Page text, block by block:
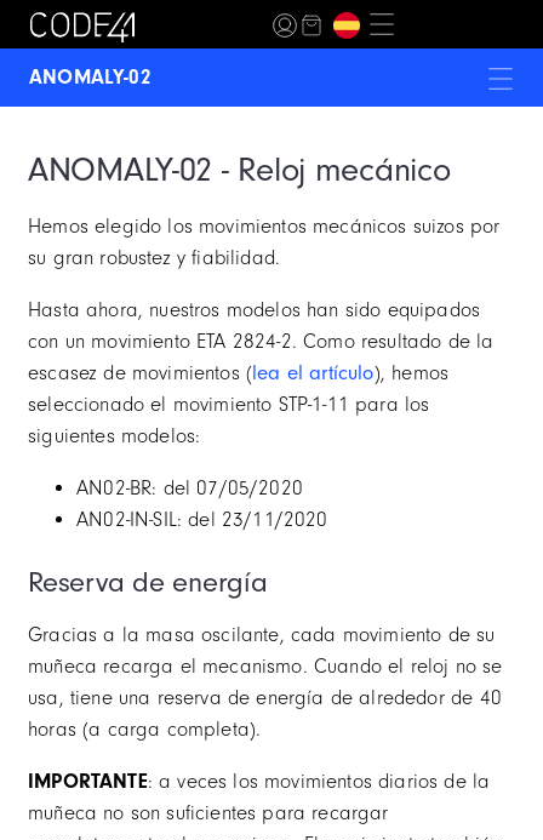
ANOMALY-02
ANOMALY EVOLUTION
ANOMALY-T4
MECASCAPE
MOON INCEPTION
NB24
CORREAS. CAMBIE SU ESTILO
GARANTÍA
ANOMALY-02 - Reloj mecánico
Hemos elegido los movimientos mecánicos suizos por
su gran robustez y fiabilidad.
Hasta ahora, nuestros modelos han sido equipados
con un movimiento ETA 2824-2. Como resultado de la
escasez de movimientos (lea el artículo), hemos
seleccionado el movimiento STP-1-11 para los
siguientes modelos:
AN02-BR: del 07/05/2020
AN02-IN-SIL: del 23/11/2020
Reserva de energía
Gracias a la masa oscilante, cada movimiento de su
muñeca recarga el mecanismo. Cuando el reloj no se
usa, tiene una reserva de energía de alrededor de 40
horas (a carga completa).
IMPORTANTE: a veces los movimientos diarios de la
muñeca no son suficientes para recargar